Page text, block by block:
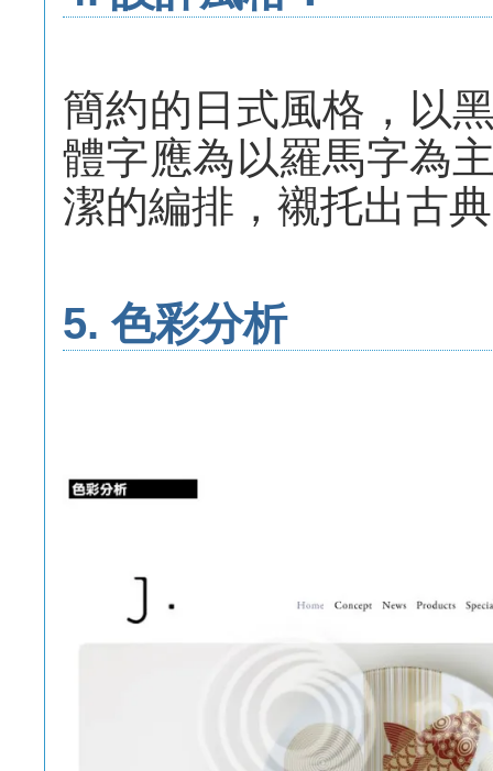
簡約的日式風格，以
體字應為以羅馬字為
潔的編排，襯托出古
5. 色彩分析